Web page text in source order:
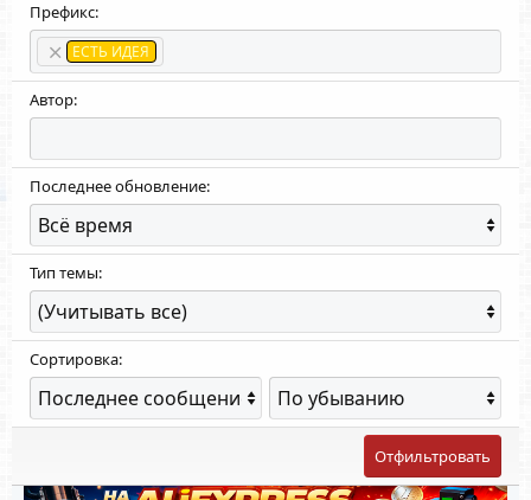
Префикс:
ЕСТЬ ИДЕЯ
Автор:
Последнее обновление:
Тип темы:
Сортировка:
П
р
о
Н
п
в
Отфильтровать